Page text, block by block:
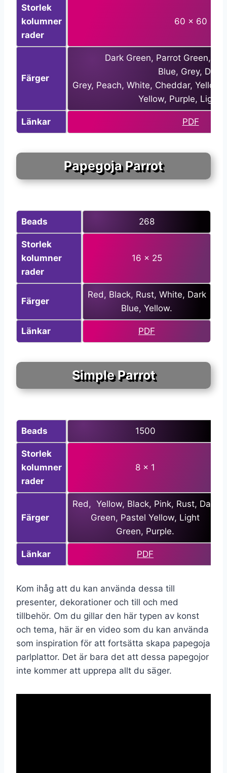
Storlek
kolumner
rader
60 x 60
Färger
Dark Green, Parrot Green,
Blue, Grey, Dark
Grey, Peach, White, Cheddar,
Yellow, Purple, Light
Länkar PDF
Papegoja Parrot
Beads 268
Storlek
kolumner
rader
16 x 25
Färger
Red, Black, Rust, White, Dark
Blue, Yellow.
Länkar PDF
Simple Parrot
Beads 1500
Storlek
kolumner
rader
8 x 1
Färger
Red, Yellow, Black, Pink, Rust, Dark
Green, Pastel Yellow, Light
Green, Purple.
Länkar PDF
Kom ihåg att du kan använda dessa till
presenter, dekorationer och till och med
tillbehör. Om du gillar den här typen av konst
och tema, här är en video som du kan använda
som inspiration för att fortsätta skapa papegoja
parlplattor. Det är bara det att dessa papegojor
inte kommer att upprepa allt du säger.